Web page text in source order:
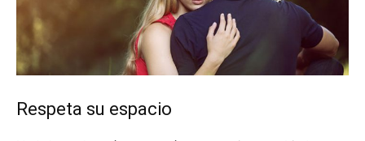
Respeta su espacio